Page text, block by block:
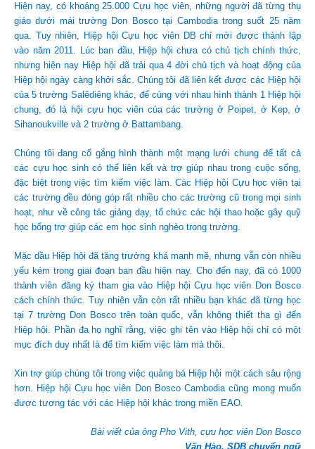
Hiện nay, có khoảng 25.000 Cựu học viên, những người đã từng thụ
giáo dưới mái trường Don Bosco tại Cambodia trong suốt 25 năm
qua. Tuy nhiên, Hiệp hội Cựu học viên DB chỉ mới được thành lập
vào năm 2011. Lúc ban đầu, Hiệp hội chưa có chủ tịch chính thức,
nhưng hiện nay Hiệp hội đã trải qua 4 đời chủ tịch và hoạt động của
Hiệp hội ngày càng khởi sắc. Chúng tôi đã liên kết được các Hiệp hội
của 5 trường Salêdiêng khác, để cùng với nhau hình thành 1 Hiệp hội
chung, đó là hội cựu học viên của các trường ở Poipet, ở Kep, ở
Sihanoukville và 2 trường ở Battambang.
Chúng tôi đang cố gắng hình thành một mạng lưới chung để tất cả
các cựu học sinh có thể liên kết và trợ giúp nhau trong cuộc sống,
đặc biệt trong việc tìm kiếm việc làm. Các Hiệp hội Cựu học viên tại
các trường đều đóng góp rất nhiều cho các trường cũ trong mọi sinh
hoạt, như về công tác giảng dạy, tổ chức các hội thao hoặc gây quỹ
học bổng trợ giúp các em học sinh nghèo trong trường.
Mặc dầu Hiệp hội đã tăng trưởng khá mạnh mẽ, nhưng vẫn còn nhiều
yếu kém trong giai đoạn ban đầu hiện nay. Cho đến nay, đã có 1000
thành viên đăng ký tham gia vào Hiệp hội Cựu học viên Don Bosco
cách chính thức. Tuy nhiên vẫn còn rất nhiều bạn khác đã từng học
tại 7 trường Don Bosco trên toàn quốc, vẫn không thiết tha gì đến
Hiệp hội. Phần đa họ nghĩ rằng, việc ghi tên vào Hiệp hội chỉ có một
mục đích duy nhất là để tìm kiếm việc làm mà thôi.
Xin trợ giúp chúng tôi trong việc quảng bá Hiệp hội một cách sâu rộng
hơn. Hiệp hội Cựu học viên Don Bosco Cambodia cũng mong muốn
được tương tác với các Hiệp hội khác trong miền EAO.
Bài viết của ông Pho Vith, cựu học viên Don Bosco
Văn Hào, SDB chuyển ngữ